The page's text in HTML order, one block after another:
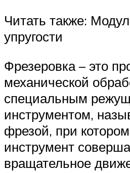
Читать также:
упругости
Фрезеровка – это
механической
специальным
инструментом,
фрезой, при котором
инструмент
вращательное